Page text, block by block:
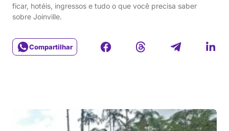
Compartilhar
ficar, hotéis, ingressos e tudo o que você precisa saber
sobre Joinville.